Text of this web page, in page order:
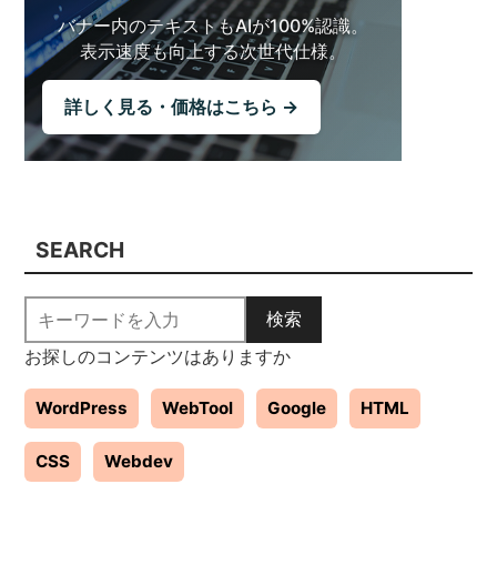
バナー内のテキストもAIが100%認識。
表示速度も向上する次世代仕様。
詳しく見る・価格はこちら →
SEARCH
検索
お探しのコンテンツはありますか
WordPress WebTool Google HTML
CSS Webdev